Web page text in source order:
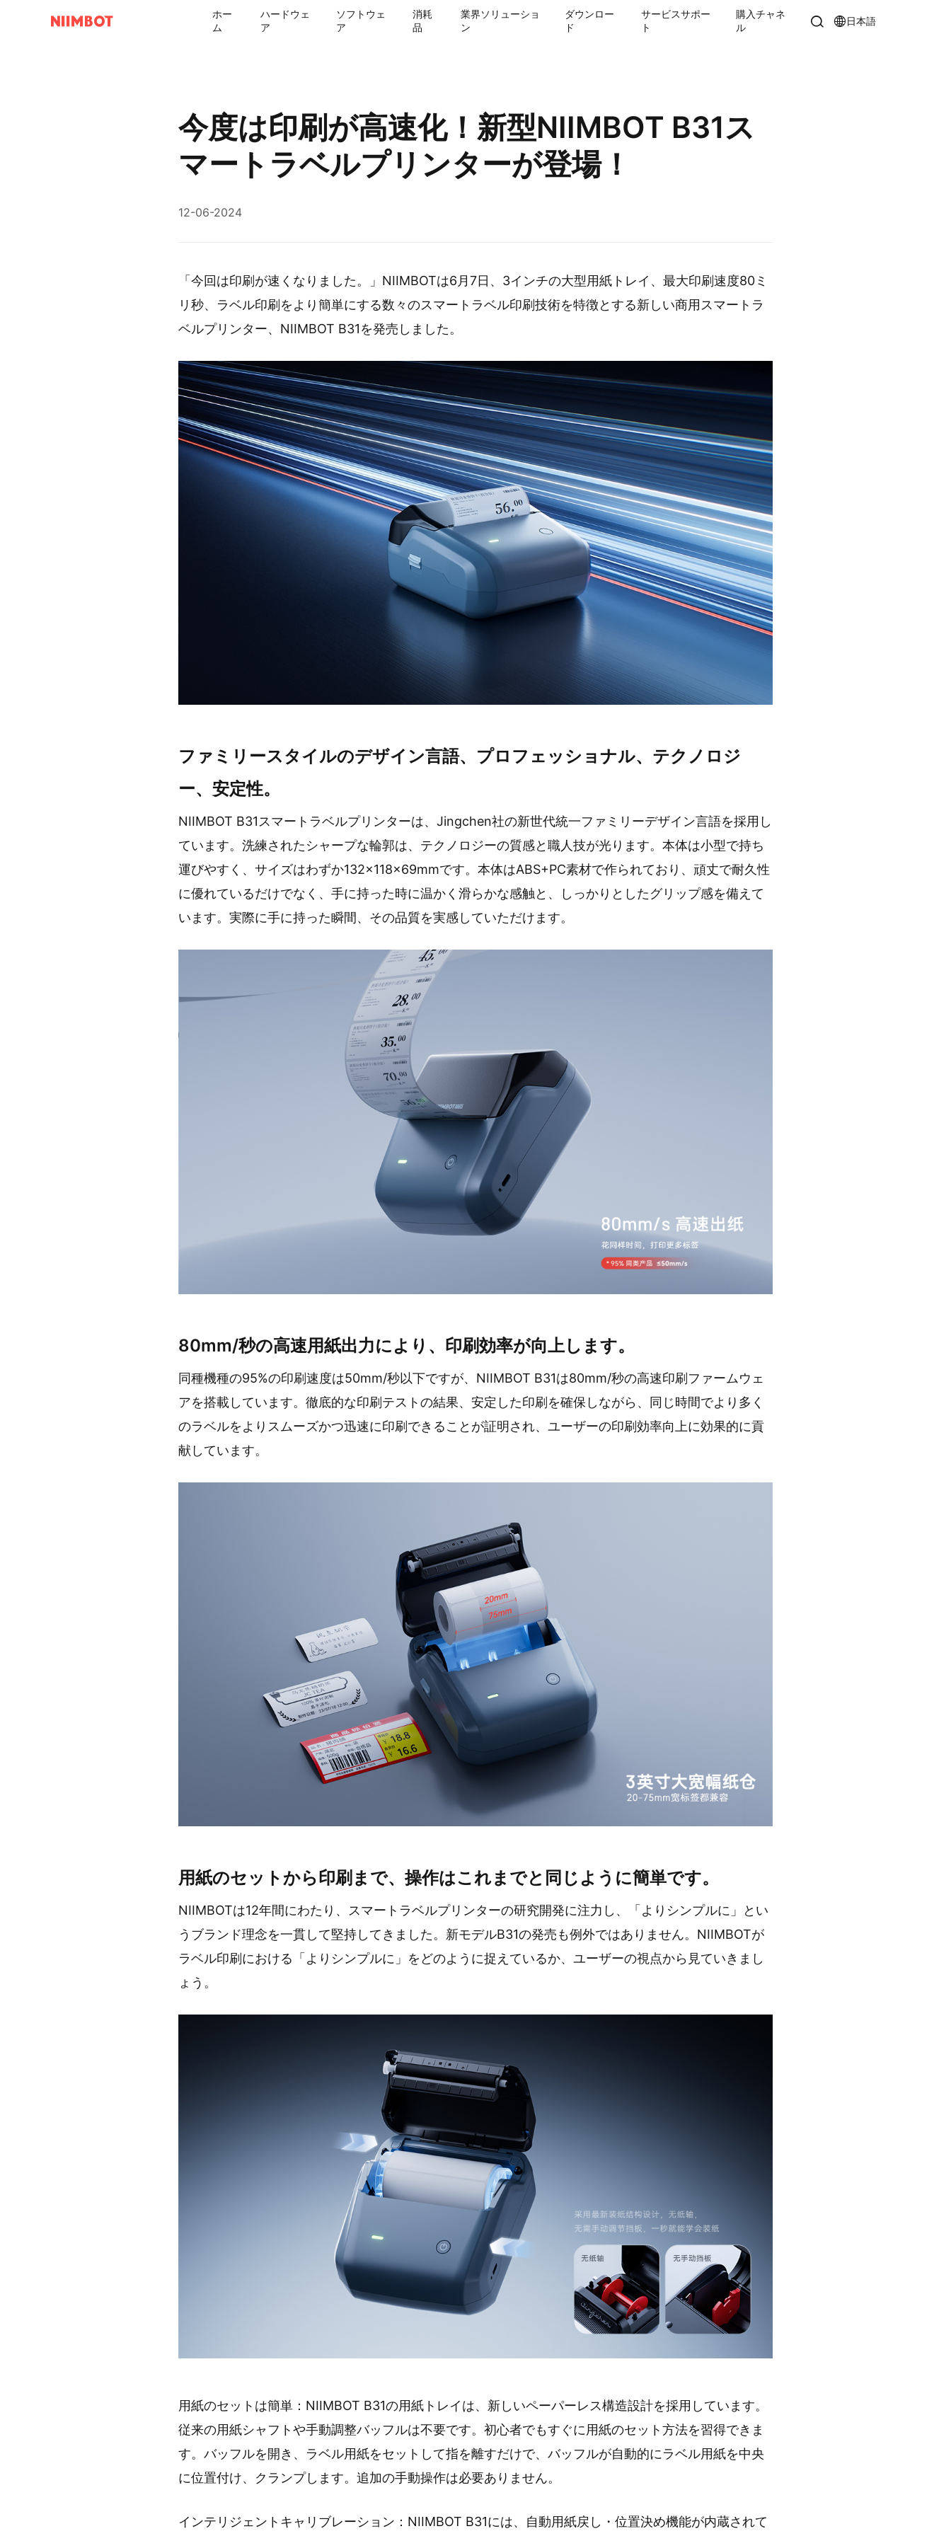
ホー
ム
ハードウェ
ア
ソフトウェ
ア
消耗
品
業界ソリューショ
ン
ダウンロー
ド
サービスサポー
ト
購入チャネ
ル
日本語
今度は印刷が高速化！新型NIIMBOT B31ス
マートラベルプリンターが登場！
12-06-2024
「今回は印刷が速くなりました。」NIIMBOTは6月7日、3インチの大型用紙トレイ、最大印刷速度80ミ
リ秒、ラベル印刷をより簡単にする数々のスマートラベル印刷技術を特徴とする新しい商用スマートラ
ベルプリンター、NIIMBOT B31を発売しました。
ファミリースタイルのデザイン言語、プロフェッショナル、テクノロジ
ー、安定性。
NIIMBOT B31スマートラベルプリンターは、Jingchen社の新世代統一ファミリーデザイン言語を採用し
ています。洗練されたシャープな輪郭は、テクノロジーの質感と職人技が光ります。本体は小型で持ち
運びやすく、サイズはわずか132×118×69mmです。本体はABS+PC素材で作られており、頑丈で耐久性
に優れているだけでなく、手に持った時に温かく滑らかな感触と、しっかりとしたグリップ感を備えて
います。実際に手に持った瞬間、その品質を実感していただけます。
80mm/秒の高速用紙出力により、印刷効率が向上します。
同種機種の95%の印刷速度は50mm/秒以下ですが、NIIMBOT B31は80mm/秒の高速印刷ファームウェ
アを搭載しています。徹底的な印刷テストの結果、安定した印刷を確保しながら、同じ時間でより多く
のラベルをよりスムーズかつ迅速に印刷できることが証明され、ユーザーの印刷効率向上に効果的に貢
献しています。
用紙のセットから印刷まで、操作はこれまでと同じように簡単です。
NIIMBOTは12年間にわたり、スマートラベルプリンターの研究開発に注力し、「よりシンプルに」とい
うブランド理念を一貫して堅持してきました。新モデルB31の発売も例外ではありません。NIIMBOTが
ラベル印刷における「よりシンプルに」をどのように捉えているか、ユーザーの視点から見ていきまし
ょう。
用紙のセットは簡単：NIIMBOT B31の用紙トレイは、新しいペーパーレス構造設計を採用しています。
従来の用紙シャフトや手動調整バッフルは不要です。初心者でもすぐに用紙のセット方法を習得できま
す。バッフルを開き、ラベル用紙をセットして指を離すだけで、バッフルが自動的にラベル用紙を中央
に位置付け、クランプします。追加の手動操作は必要ありません。
インテリジェントキャリブレーション：NIIMBOT B31には、自動用紙戻し・位置決め機能が内蔵されて